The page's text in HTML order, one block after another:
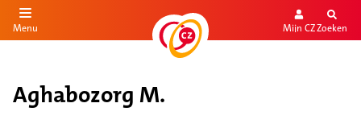
de inhoud
Menu Mijn CZZoeken
Aghabozorg M.